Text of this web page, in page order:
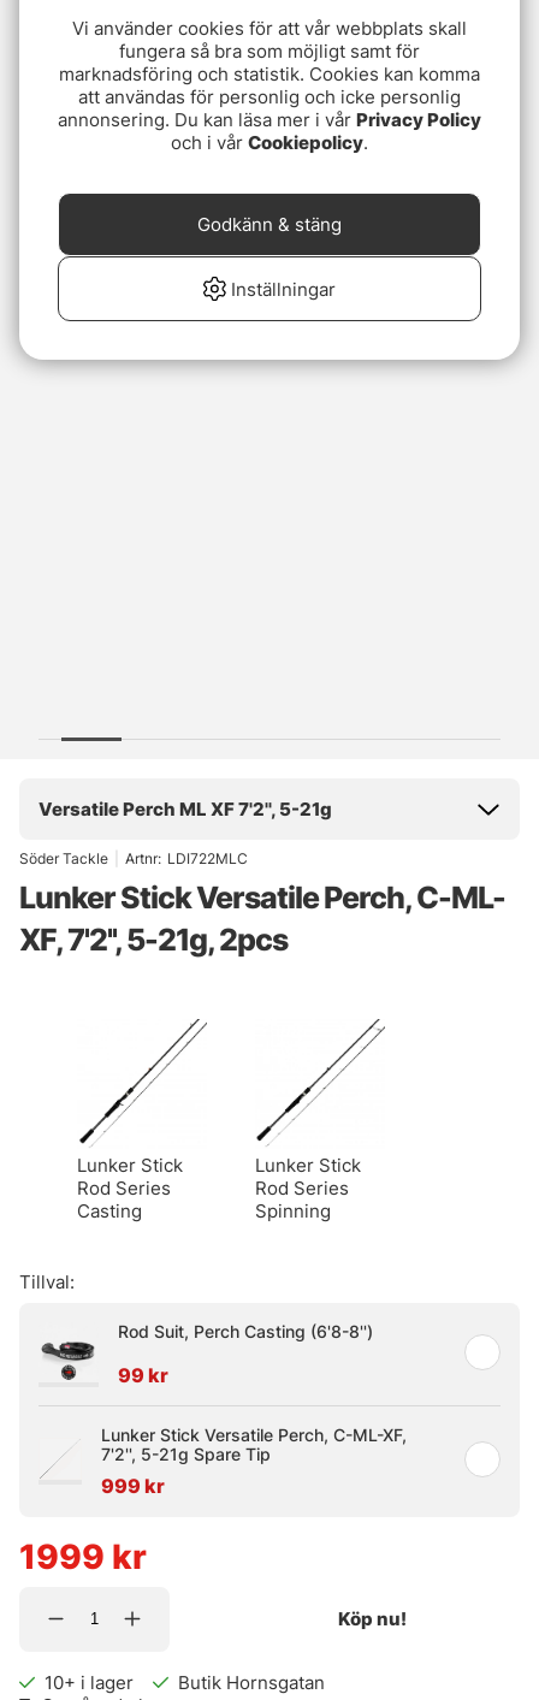
Versatile Perch ML XF 7'2'', 5-21g
Söder Tackle Artnr: LDI722MLC
Lunker Stick Versatile Perch, C-ML-
XF, 7'2'', 5-21g, 2pcs
Lunker Stick
Rod Series
Casting
Lunker Stick
Rod Series
Spinning
Tillval:
Rod Suit, Perch Casting (6'8-8'')
99 kr
Lunker Stick Versatile Perch, C-ML-XF,
7'2'', 5-21g Spare Tip
999 kr
1999 kr
Köp nu!
10+ i lager
Butik Hornsgatan
Vi använder cookies för att vår webbplats skall
fungera så bra som möjligt samt för
marknadsföring och statistik. Cookies kan komma
att användas för personlig och icke personlig
annonsering. Du kan läsa mer i vår Privacy Policy
och i vår Cookiepolicy.
Inställningar
Godkänn & stäng